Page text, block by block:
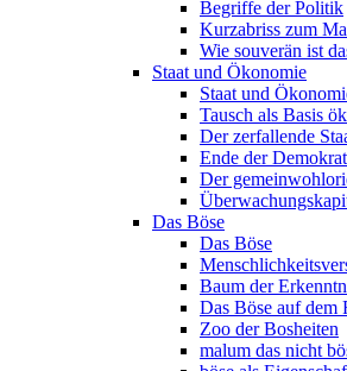
Begriffe der Politik
Kurzabriss zum
Wie souverän ist
Staat und Ökonomie
Staat und
Tausch als Basis
Der zerfallende
Ende der
Der
Das Böse
Das Böse
Baum der
Das Böse auf dem
Zoo der Bosheiten
malum das nicht